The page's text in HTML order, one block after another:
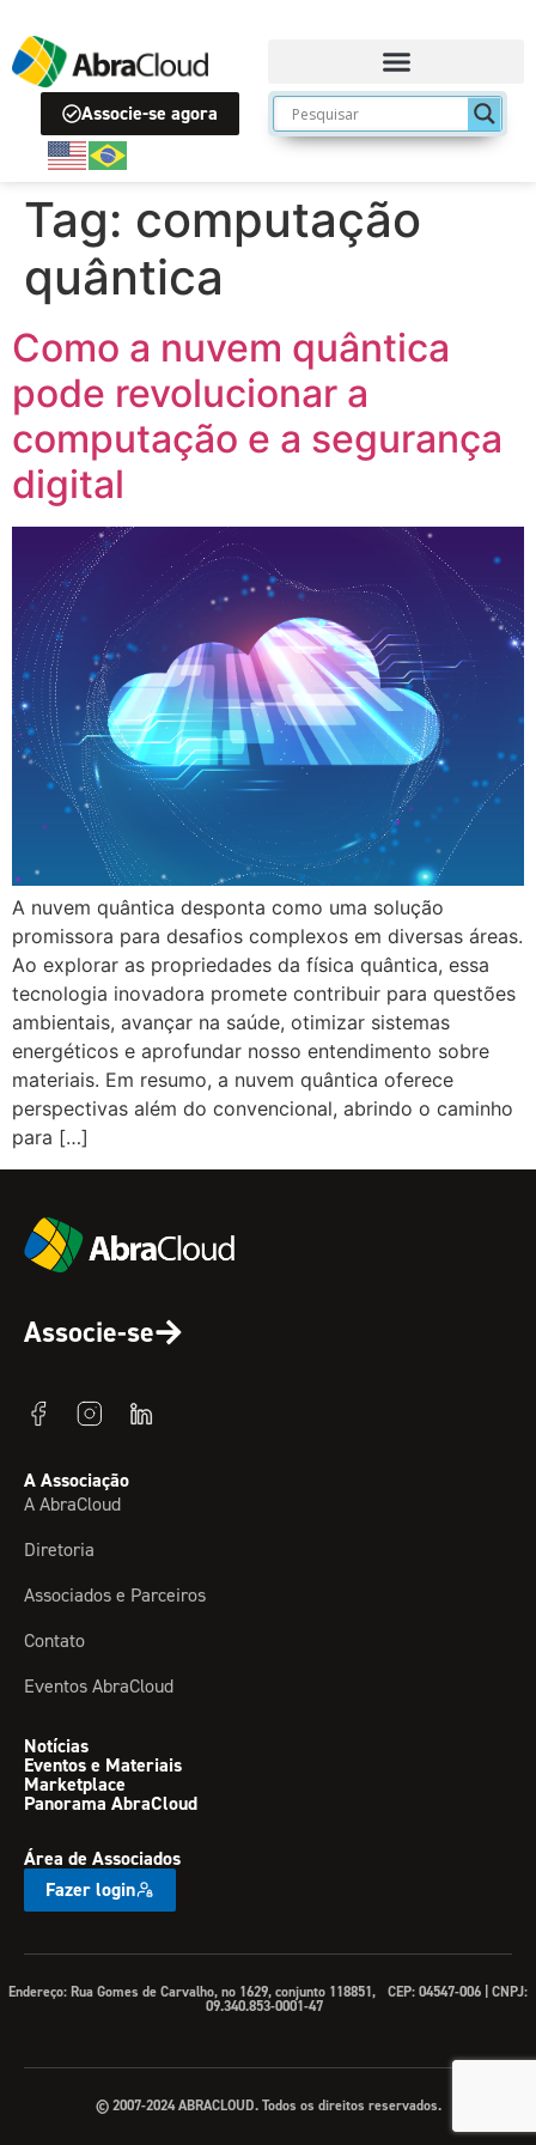
Associe-se agora
Tag: computação
quântica
Como a nuvem quântica
pode revolucionar a
computação e a segurança
digital
A nuvem quântica desponta como uma solução
promissora para desafios complexos em diversas áreas.
Ao explorar as propriedades da física quântica, essa
tecnologia inovadora promete contribuir para questões
ambientais, avançar na saúde, otimizar sistemas
energéticos e aprofundar nosso entendimento sobre
materiais. Em resumo, a nuvem quântica oferece
perspectivas além do convencional, abrindo o caminho
para […]
Associe-se
A Associação
A AbraCloud
Diretoria
Associados e Parceiros
Contato
Eventos AbraCloud
Notícias
Eventos e Materiais
Marketplace
Panorama AbraCloud
Área de Associados
Fazer login
Endereço: Rua Gomes de Carvalho, no 1629, conjunto 118851, CEP: 04547-006 | CNPJ:
09.340.853-0001-47
© 2007-2024 ABRACLOUD. Todos os direitos reservados.